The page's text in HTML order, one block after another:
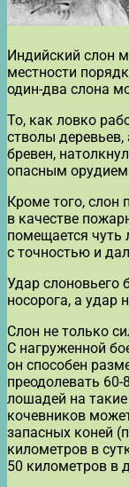
Индийский слон
местности
один-два слона
То, как ловко
стволы
бревен,
опасным орудием
Кроме того, слон
в качестве
помещается чуть
с точностью и
Удар слоновьего
носорога, а удар
Слон не только
С нагруженной
он способен
преодолевать
лошадей на
кочевников
запасных коней
километров в
50 километров в